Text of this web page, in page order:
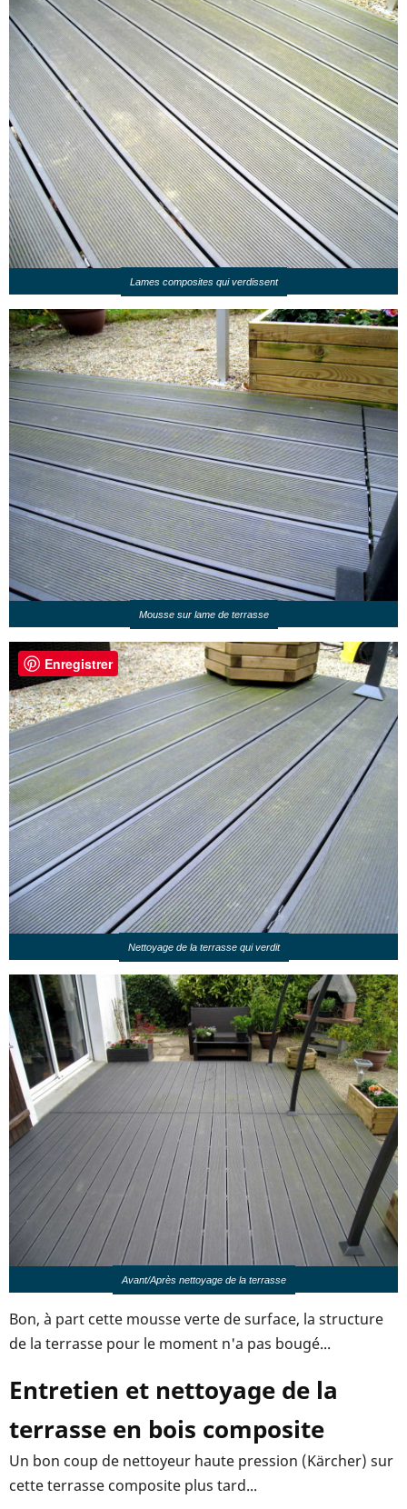
Lames composites qui verdissent
Mousse sur lame de terrasse
Nettoyage de la terrasse qui verdit
Avant/Après nettoyage de la terrasse
Bon, à part cette mousse verte de surface, la structure
de la terrasse pour le moment n'a pas bougé...
Entretien et nettoyage de la
terrasse en bois composite
Un bon coup de nettoyeur haute pression (Kärcher) sur
cette terrasse composite plus tard...
Enregistrer